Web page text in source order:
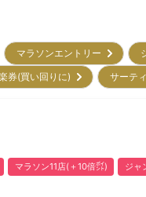
マラソンエントリー
券(買い回りに) サーテ
マラソン11店(＋10倍㌽) ジャ